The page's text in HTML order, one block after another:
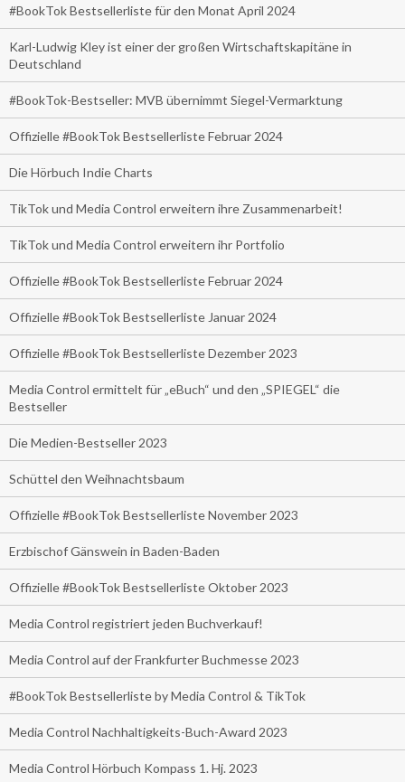
#BookTok Bestsellerliste für den Monat April 2024
Karl-Ludwig Kley ist einer der großen Wirtschaftskapitäne in
Deutschland
#BookTok-Bestseller: MVB übernimmt Siegel-Vermarktung
Offizielle #BookTok Bestsellerliste Februar 2024
Die Hörbuch Indie Charts
TikTok und Media Control erweitern ihre Zusammenarbeit!
TikTok und Media Control erweitern ihr Portfolio
Offizielle #BookTok Bestsellerliste Februar 2024
Offizielle #BookTok Bestsellerliste Januar 2024
Offizielle #BookTok Bestsellerliste Dezember 2023
Media Control ermittelt für „eBuch“ und den „SPIEGEL“ die
Bestseller
Die Medien-Bestseller 2023
Schüttel den Weihnachtsbaum
Offizielle #BookTok Bestsellerliste November 2023
Erzbischof Gänswein in Baden-Baden
Offizielle #BookTok Bestsellerliste Oktober 2023
Media Control registriert jeden Buchverkauf!
Media Control auf der Frankfurter Buchmesse 2023
#BookTok Bestsellerliste by Media Control & TikTok
Media Control Nachhaltigkeits-Buch-Award 2023
Media Control Hörbuch Kompass 1. Hj. 2023